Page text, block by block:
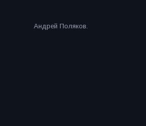
Андрей Поляков.